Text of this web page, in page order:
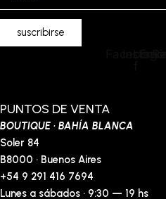
suscribirse
PUNTOS DE VENTA
BOUTIQUE · BAHÍA BLANCA
Soler 84
B8000 · Buenos Aires
+54 9 291 416 7694
Lunes a sábados · 9:30 — 19 hs